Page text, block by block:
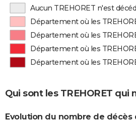
Aucun TREHORET n'est
Département où les
Département où les
Département où les
Département où les
Qui sont les TREHORET qui
Evolution du nombre de décès